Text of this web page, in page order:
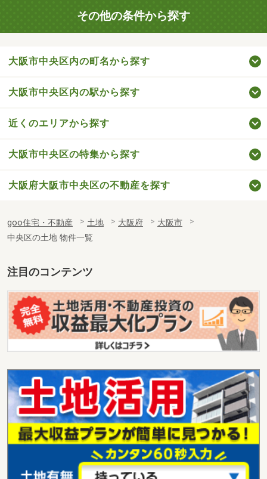
その他の条件から探す
大阪市中央区内の町名から探す
大阪市中央区内の駅から探す
近くのエリアから探す
大阪市中央区の特集から探す
大阪府大阪市中央区の不動産を探す
goo住宅・不動産 土地 大阪府
大阪市
中央区の土地 物件一覧
注目のコンテンツ